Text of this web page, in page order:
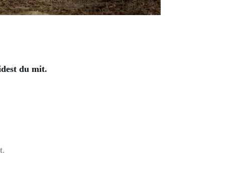
du mit.